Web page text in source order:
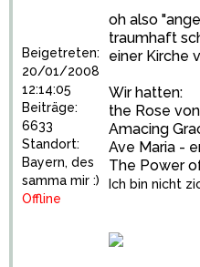
Beigetreten:
20/01/2008
12:14:05
Beiträge:
6633
Standort:
Bayern, des
samma mir :)
Offline
oh also
traumhaft
einer Kirche
Wir hatten:
the Rose
Amacing
Ave Maria -
The Power
Ich bin nicht